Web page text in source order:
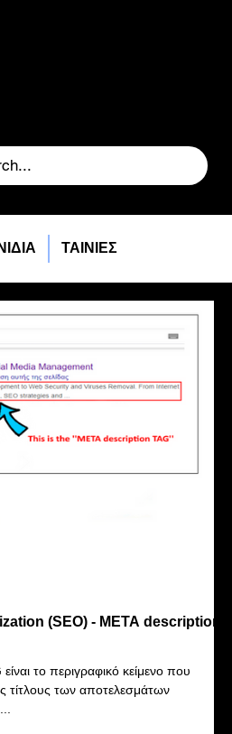
ΤΑΙΝΙΕΣ
(SEO) - META description
το περιγραφικό κείμενο που
τίτλους των αποτελεσμάτων